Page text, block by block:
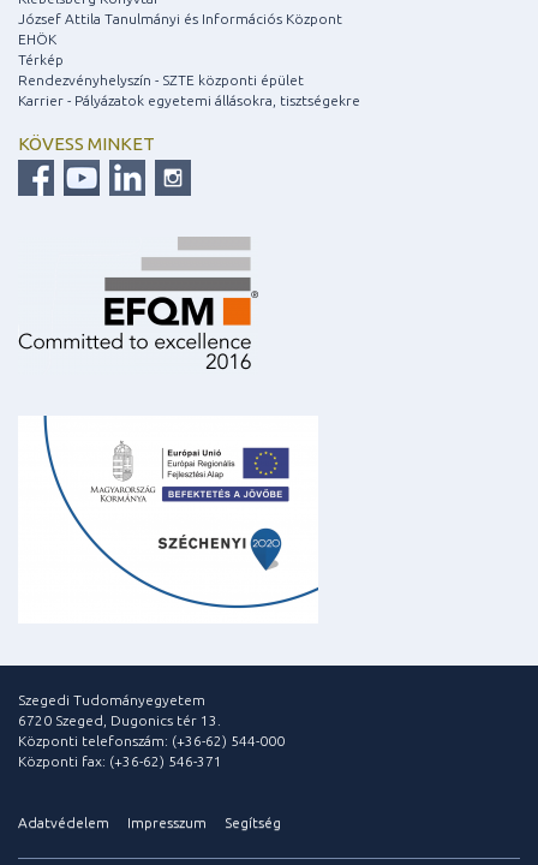
József Attila Tanulmányi és Információs Központ
EHÖK
Térkép
Rendezvényhelyszín - SZTE központi épület
Karrier - Pályázatok egyetemi állásokra, tisztségekre
KÖVESS MINKET
Szegedi Tudományegyetem
6720 Szeged, Dugonics tér 13.
Központi telefonszám: (+36-62) 544-000
Központi fax: (+36-62) 546-371
Adatvédelem Impresszum Segítség